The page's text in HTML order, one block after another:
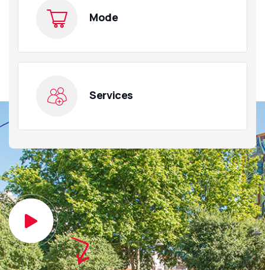
Mode
Services